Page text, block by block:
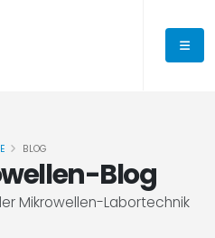
Blog
Mikrowellen-Labortechnik
BLOG